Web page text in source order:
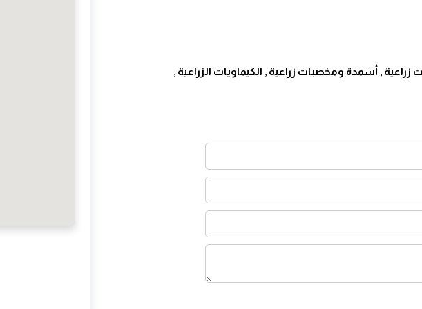
مبيدات أكاروسي وفطرية وبكتيرية عالية الفاعلية.
قبلي.
زراعية , أسمدة ومخصبات زراعية , الكيماويات الزراعية ,